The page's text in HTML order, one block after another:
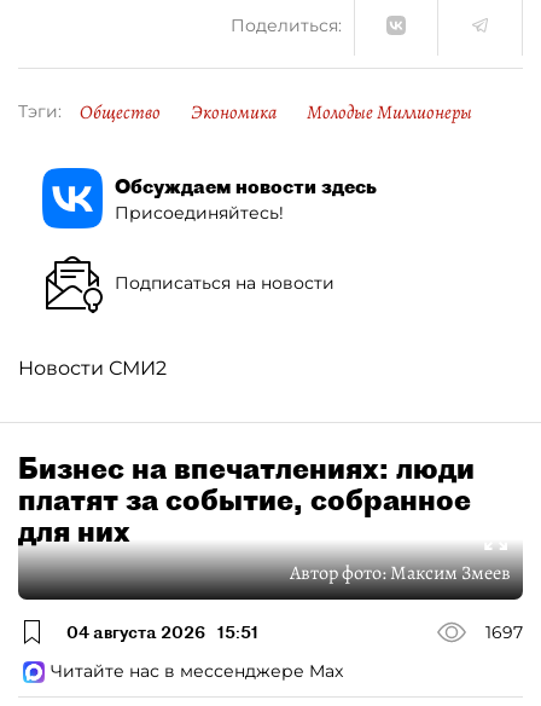
Поделиться:
Тэги: Общество Экономика Молодые Миллионеры
Обсуждаем новости здесь
Присоединяйтесь!
Подписаться на новости
Новости СМИ2
Бизнес на впечатлениях: люди
платят за событие, собранное
для них
Автор фото:Максим Змеев
04 августа 2026 15:51
1697
Читайте нас в мессенджере Max